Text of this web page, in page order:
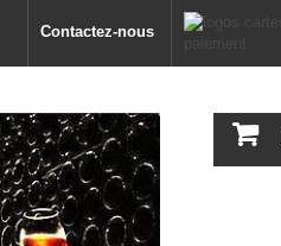
Contactez-nous